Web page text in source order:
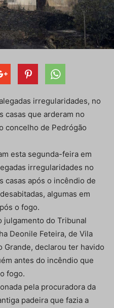
irregularidades, no
casas que arderam no
concelho de Pedrógão
esta segunda-feira em
irregularidades no
casas após o incêndio de
algumas em
o fogo.
julgamento do Tribunal
Deonile Feteira, de Vila
Grande, declarou ter havido
antes do incêndio que
fogo.
pela procuradora da
padeira que fazia a